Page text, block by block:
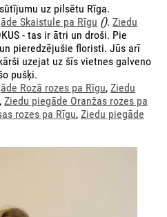
uz pilsētu Rīga.
Skaistule pa Rīgu (). Ziedu
- tas ir ātri un droši. Pie
pieredzējušie floristi. Jūs arī
uzejat uz šīs vietnes galveno
pušķi.
Rozā rozes pa Rīgu, Ziedu
, Ziedu piegāde Oranžas rozes pa
rozes pa Rīgu, Ziedu piegāde